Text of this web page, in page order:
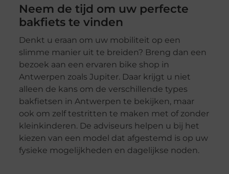
Neem de tijd om uw perfecte
bakfiets te vinden
Denkt u eraan om uw mobiliteit op een
slimme manier uit te breiden? Breng dan een
bezoek aan een ervaren bike shop in
Antwerpen zoals Jupiter. Daar krijgt u niet
alleen de kans om de verschillende types
bakfietsen in Antwerpen te bekijken, maar
ook om zelf testritten te maken met of zonder
kleinkinderen. De adviseurs helpen u bij het
kiezen van een model dat afgestemd is op uw
fysieke mogelijkheden en dagelijkse noden.